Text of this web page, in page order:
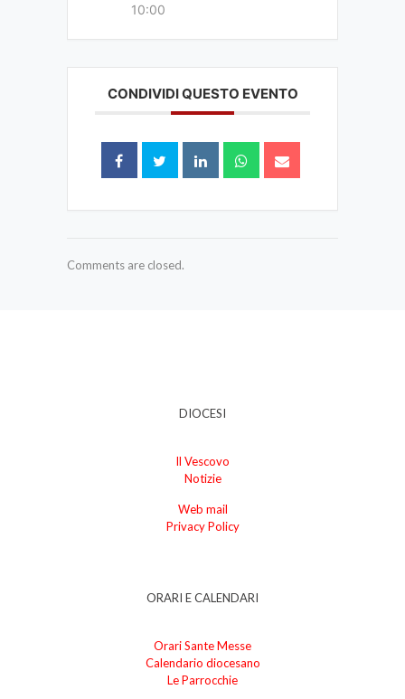
10:00
CONDIVIDI QUESTO EVENTO
Comments are closed.
DIOCESI
Il Vescovo
Notizie
Web mail
Privacy Policy
ORARI E CALENDARI
Orari Sante Messe
Calendario diocesano
Le Parrocchie